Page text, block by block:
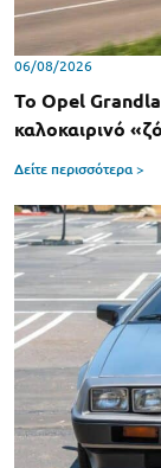
06/08/2026
Το Opel
καλοκαιρινό
Δείτε περισσότερα >